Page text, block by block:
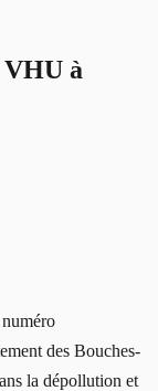
à
des Bouches-
la dépollution et